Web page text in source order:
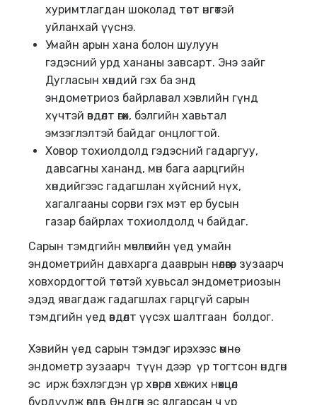
хуримтлагдан шоколад төст өнгөтэй
уйланхай үүснэ.
Умайн арын хана болон шулуун
гэдэсний урд хананы завсарт. Энэ зайг
Дугласын хөндий гэх ба энд
эндометриоз байрлавал хэвлийн гүнд
хүчтэй өвдөлт өгөх, бэлгийн хавьтал
эмзэглэлтэй байдаг онцлогтой.
Ховор тохиолдолд гэдэсний гадаргуу,
давсагны хананд, мөн бага аарцгийн
хөндийгээс гадагшлан хүйсний нүх,
хагалгааны сорви гэх мэт ер бусын
газар байрлах тохиолдолд ч байдаг.
Сарын тэмдгийн мөчлөгийн үед умайн
эндометрийн давхарга дааврын нөлөөгөөр зузаарч
ховхордогтой төстэй хувьсал эндометриозын
эдэд явагдаж гадагшлах гарцгүй сарын
тэмдгийн үед өвдөлт үүсэх шалтгаан болдог.
Хэвийн үед сарын тэмдэг ирэхээс өмнө
эндометр зузаарч түүн дээр үр тогтсон өндгөн
эс ирж бэхлэгдэн үр хөврөл хөгжих нөхцөл
бүрдүүлж өгдөг. Өндгөн эс ялгарсан ч үр